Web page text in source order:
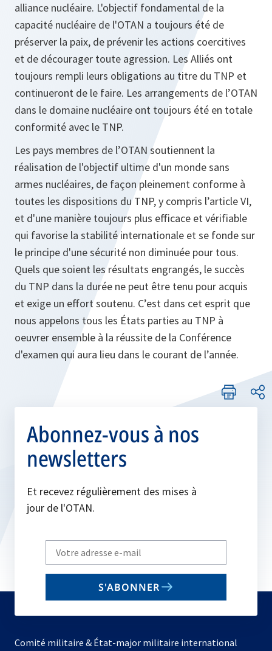
alliance nucléaire. L'objectif fondamental de la
capacité nucléaire de l'OTAN a toujours été de
préserver la paix, de prévenir les actions coercitives
et de décourager toute agression. Les Alliés ont
toujours rempli leurs obligations au titre du TNP et
continueront de le faire. Les arrangements de l’OTAN
dans le domaine nucléaire ont toujours été en totale
conformité avec le TNP.
Les pays membres de l’OTAN soutiennent la
réalisation de l'objectif ultime d'un monde sans
armes nucléaires, de façon pleinement conforme à
toutes les dispositions du TNP, y compris l’article VI,
et d'une manière toujours plus efficace et vérifiable
qui favorise la stabilité internationale et se fonde sur
le principe d'une sécurité non diminuée pour tous.
Quels que soient les résultats engrangés, le succès
du TNP dans la durée ne peut être tenu pour acquis
et exige un effort soutenu. C’est dans cet esprit que
nous appelons tous les États parties au TNP à
oeuvrer ensemble à la réussite de la Conférence
d'examen qui aura lieu dans le courant de l’année.
Abonnez-vous à nos
newsletters
Et recevez régulièrement des mises à
jour de l'OTAN.
Write
your
email
S'ABONNER
Comité militaire & État-major militaire international